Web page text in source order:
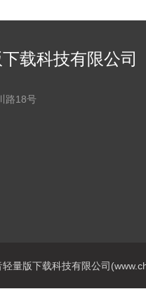
载科技有限公司
路18号
轻量版下载科技有限公司